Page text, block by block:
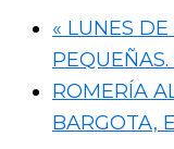
« LUNES DE
ROMERÍA
BARGOTA,